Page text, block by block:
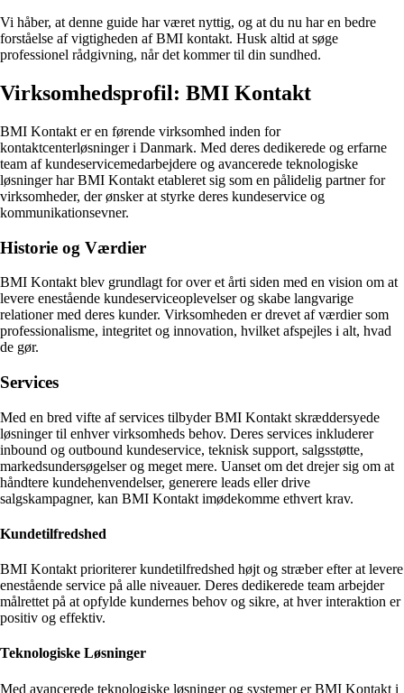
Vi håber, at denne guide har været nyttig, og at du nu har en bedre
forståelse af vigtigheden af BMI kontakt. Husk altid at søge
professionel rådgivning, når det kommer til din sundhed.
Virksomhedsprofil: BMI Kontakt
BMI Kontakt er en førende virksomhed inden for
kontaktcenterløsninger i Danmark. Med deres dedikerede og erfarne
team af kundeservicemedarbejdere og avancerede teknologiske
løsninger har BMI Kontakt etableret sig som en pålidelig partner for
virksomheder, der ønsker at styrke deres kundeservice og
kommunikationsevner.
Historie og Værdier
BMI Kontakt blev grundlagt for over et årti siden med en vision om at
levere enestående kundeserviceoplevelser og skabe langvarige
relationer med deres kunder. Virksomheden er drevet af værdier som
professionalisme, integritet og innovation, hvilket afspejles i alt, hvad
de gør.
Services
Med en bred vifte af services tilbyder BMI Kontakt skræddersyede
løsninger til enhver virksomheds behov. Deres services inkluderer
inbound og outbound kundeservice, teknisk support, salgsstøtte,
markedsundersøgelser og meget mere. Uanset om det drejer sig om at
håndtere kundehenvendelser, generere leads eller drive
salgskampagner, kan BMI Kontakt imødekomme ethvert krav.
Kundetilfredshed
BMI Kontakt prioriterer kundetilfredshed højt og stræber efter at levere
enestående service på alle niveauer. Deres dedikerede team arbejder
målrettet på at opfylde kundernes behov og sikre, at hver interaktion er
positiv og effektiv.
Teknologiske Løsninger
Med avancerede teknologiske løsninger og systemer er BMI Kontakt i